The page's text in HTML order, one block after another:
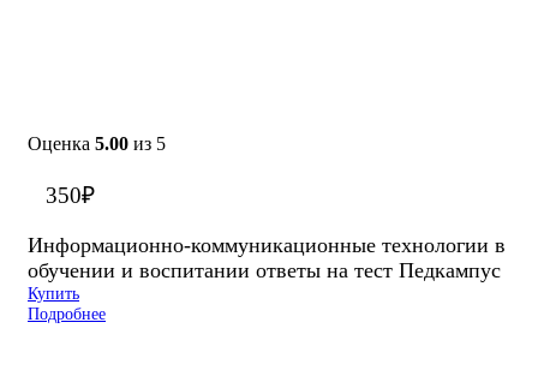
Оценка 5.00 из 5
350₽
Информационно-коммуникационные технологии в
обучении и воспитании ответы на тест Педкампус
Купить
Подробнее